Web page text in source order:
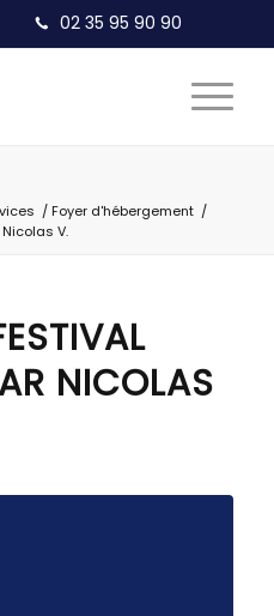
/ Foyer d'hébergement /
V.
NICOLAS